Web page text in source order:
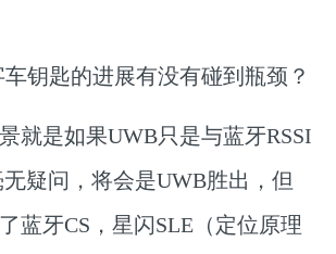
钥匙的进展有没有碰到瓶颈？
就是如果UWB只是与蓝牙RSSI
疑问，将会是UWB胜出 ，但
蓝牙CS，星闪SLE（定位原理